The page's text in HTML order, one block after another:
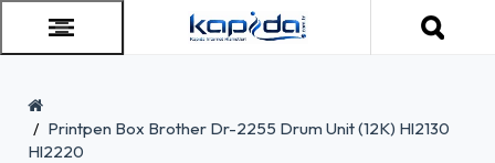
Printpen Box Brother Dr-2255 Drum Unit (12K) Hl2130
Hl2220